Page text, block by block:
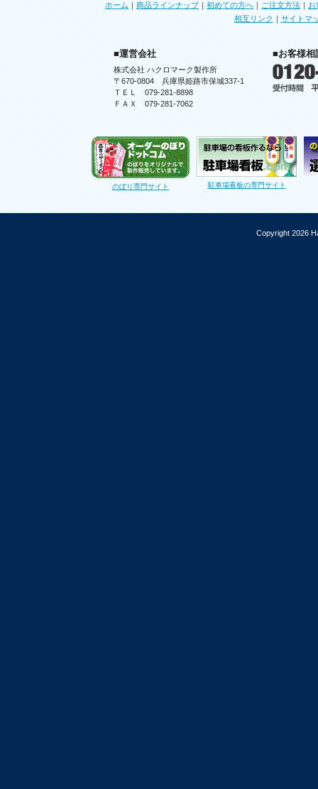
ホーム ｜ 商品ラインナップ｜ 初めての方へ ｜ ご注文方法 ｜ お
相互リンク ｜ サイトマ
■運営会社
株式会社 ハクロマーク製作所
〒670-0804 兵庫県姫路市保城337-1
ＴＥＬ 079-281-8898
ＦＡＸ 079-281-7062
■お客様相
のぼり専門サイト 駐車場看板の専門サイト
Copyright 2026